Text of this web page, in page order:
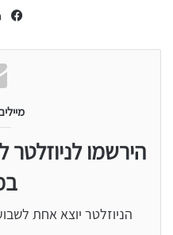
הירשמו
הניוזלטר יוצא אחת